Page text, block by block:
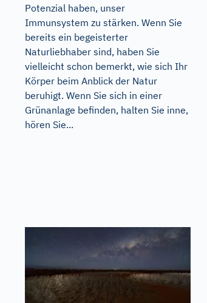
Potenzial haben, unser
Immunsystem zu stärken. Wenn Sie
bereits ein begeisterter
Naturliebhaber sind, haben Sie
vielleicht schon bemerkt, wie sich Ihr
Körper beim Anblick der Natur
beruhigt. Wenn Sie sich in einer
Grünanlage befinden, halten Sie inne,
hören Sie...